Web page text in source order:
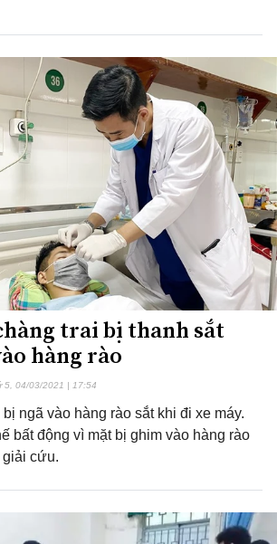
trai bị thanh sắt
hàng rào
5, 04/03/2021 | 17:54
ngã vào hàng rào sắt khi đi xe máy.
bất động vì mặt bị ghim vào hàng rào
cứu.